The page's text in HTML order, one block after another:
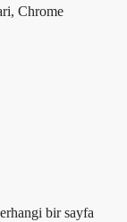
Chrome
bir sayfa